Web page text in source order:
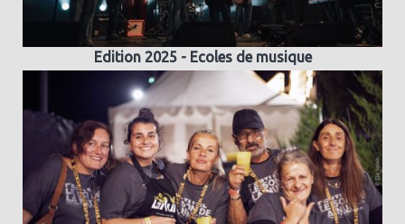
Edition 2025 - Ecoles de musique